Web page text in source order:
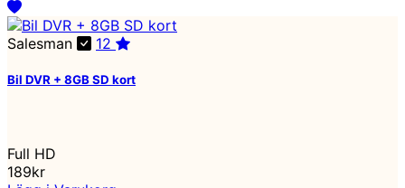
Salesman 12
Bil DVR + 8GB SD kort
Full HD
189kr